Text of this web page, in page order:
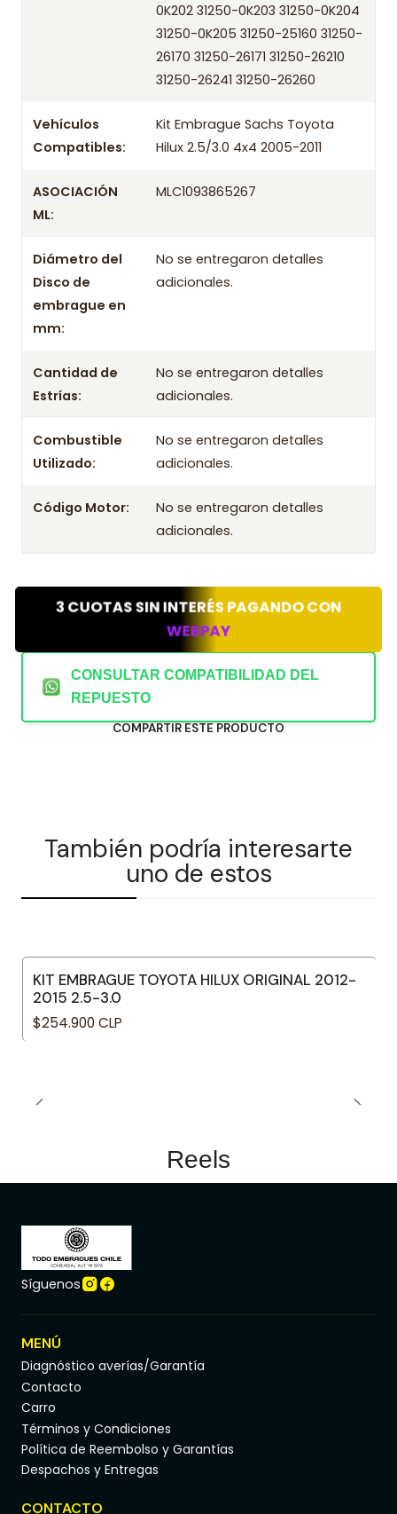
Años compatibles
Kit Embrague Sachs Toyota Hilux 2.5/3.0 4x4 2005
Kit Embrague Sachs Toyota Hilux 2.5/3.0 4x4 2006
Kit Embrague Sachs Toyota Hilux 2.5/3.0 4x4 2008
Kit Embrague Sachs Toyota Hilux 2.5/3.0 4x4 2009
Kit Embrague Sachs Toyota Hilux 2.5/3.0 4x4 2011
0K202 31250-0K203 31250-0K204
31250-0K205 31250-25160 31250-
26170 31250-26171 31250-26210
31250-26241 31250-26260
Vehículos
Compatibles:
Kit Embrague Sachs Toyota
Hilux 2.5/3.0 4x4 2005-2011
ASOCIACIÓN
ML:
MLC1093865267
Diámetro del
Disco de
embrague en
mm:
No se entregaron detalles
adicionales.
Cantidad de
Estrías:
No se entregaron detalles
adicionales.
Combustible
Utilizado:
No se entregaron detalles
adicionales.
Código Motor:
No se entregaron detalles
adicionales.
3 CUOTAS SIN INTERÉS PAGANDO CON
WEBPAY
CONSULTAR COMPATIBILIDAD DEL
REPUESTO
COMPARTIR ESTE PRODUCTO
También podría interesarte
uno de estos
KIT EMBRAGUE TOYOTA HILUX ORIGINAL 2012-
2015 2.5-3.0
$254.900 CLP
Reels
Síguenos
MENÚ
Diagnóstico averías/Garantía
Contacto
Carro
Términos y Condiciones
Política de Reembolso y Garantías
Despachos y Entregas
CONTACTO